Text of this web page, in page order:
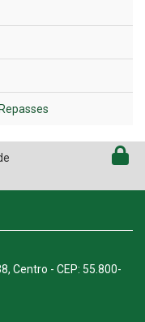
Centro - CEP: 55.800-